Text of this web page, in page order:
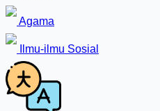
Agama
Ilmu-ilmu Sosial